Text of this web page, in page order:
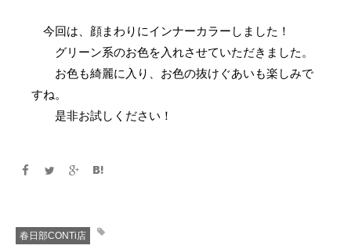
今回は、顔まわりにインナーカラーしました！
グリーン系のお色を入れさせていただきました。
お色も綺麗に入り、お色の抜けぐあいも楽しみで
すね。
是非お試しください！
春日部CONTi店